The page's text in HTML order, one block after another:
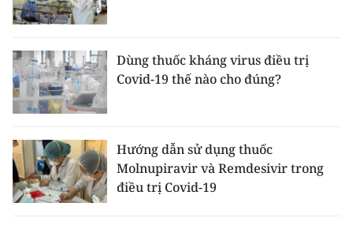
Dùng thuốc kháng virus điều trị
Covid-19 thế nào cho đúng?
Hướng dẫn sử dụng thuốc
Molnupiravir và Remdesivir trong
điều trị Covid-19